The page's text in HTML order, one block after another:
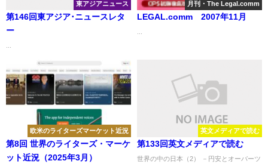
東アジアニュース
第146回東アジア･ニュースレタ
ー
...
月刊・The Legal.comm
LEGAL.comm 2007年11月
...
欧米のライターズマーケット近況
第8回 世界のライターズ・マーケ
ット近況（2025年3月）
英文メディアで読む
第133回英文メディアで読む
世界の中の日本（2） －円安とオーバーツ